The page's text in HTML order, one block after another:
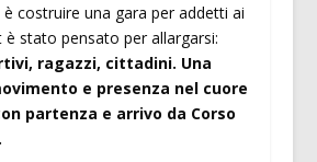
è costruire una gara per addetti ai
stato pensato per allargarsi:
ragazzi, cittadini. Una
e presenza nel cuore
partenza e arrivo da Corso